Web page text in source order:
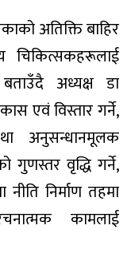
अतिक्ति बाहिर
चिकित्सकहरूलाई
अध्यक्ष डा
एवं विस्तार गर्ने,
अनुसन्धानमूलक
गुणस्तर वृद्धि गर्ने,
नीति निर्माण तहमा
कामलाई